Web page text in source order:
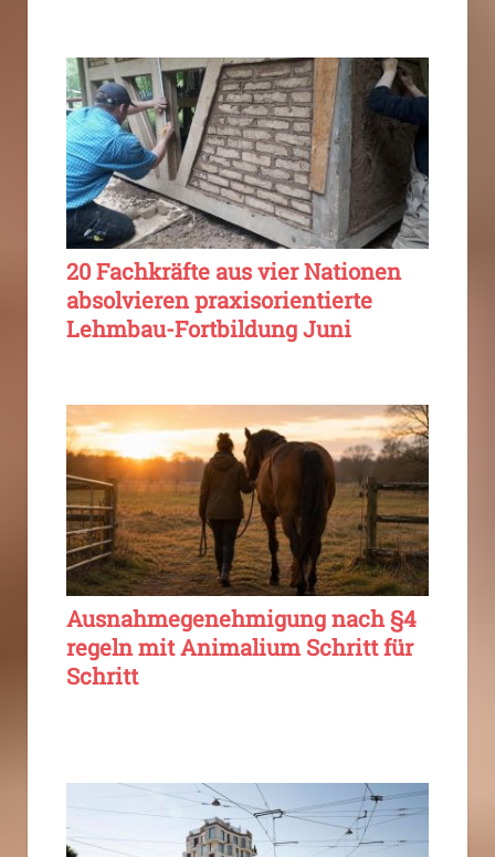
20 Fachkräfte aus vier Nationen
absolvieren praxisorientierte
Lehmbau-Fortbildung Juni
Ausnahmegenehmigung nach §4
regeln mit Animalium Schritt für
Schritt